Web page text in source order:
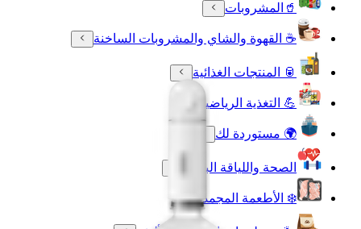
🥤المشروبات
☕ القهوة والشاي والمشروبات الساخنة
🥫 المنتجات الغذائية
💪 التغذية الرياضية
🌍 مستوردة لك
الصحة واللياقة البدنية
❄️ الأطعمة المجمدة